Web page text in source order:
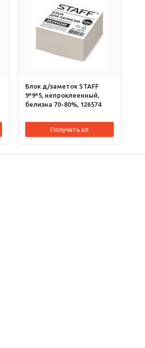
Блок д/заметок STAFF
9*9*5, непроклеенный,
белизна 70-80%, 126574
Получить кп